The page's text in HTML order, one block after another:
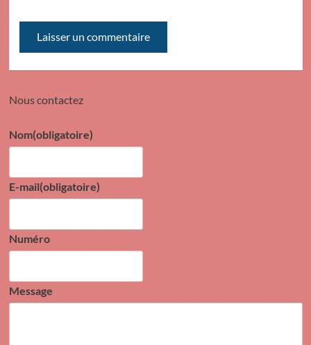
Nous contactez
Nom(obligatoire)
E-mail(obligatoire)
Numéro
Message